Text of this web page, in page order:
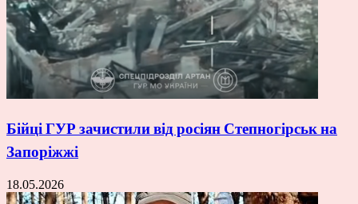
Бійці ГУР зачистили від росіян Степногірськ на
Запоріжжі
18.05.2026